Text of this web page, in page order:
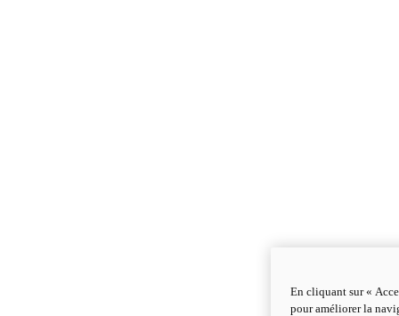
En cliquant sur «
pour améliorer la